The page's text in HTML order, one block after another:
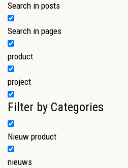
Search in posts
Search in pages
product
project
Filter by Categories
Nieuw product
nieuws